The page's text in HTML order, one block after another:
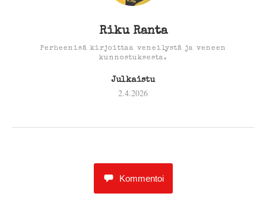
Riku Ranta
Perheenisä kirjoittaa veneilystä ja veneen
kunnostuksesta.
Julkaistu
2.4.2026
Kommentoi